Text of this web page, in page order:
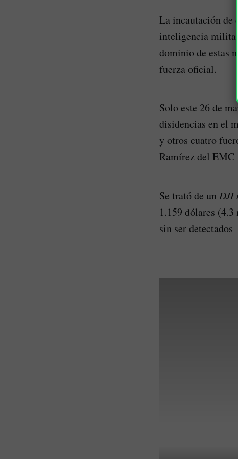
La incautación de
inteligencia
dominio de estas
fuerza oficial.
Solo este 26 de
disidencias en el
y otros cuatro
Ramírez del
Se trató de un DJI
1.159 dólares
sin ser